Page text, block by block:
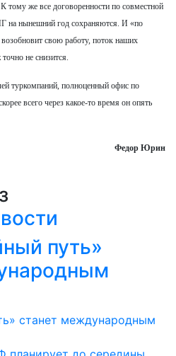
К тому же все договоренности по совместной
на нынешний год сохраняются. И «по
свою работу, поток наших
не снизится.
туркомпаний, полноценный офис по
всего через какое-то время он опять
Федор Юрин
путь»